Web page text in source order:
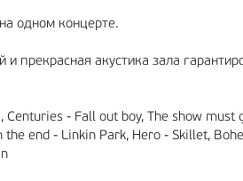
одном концерте.
прекрасная акустика зала
- Fall out boy, The show must
end - Linkin Park, Hero - Skillet,